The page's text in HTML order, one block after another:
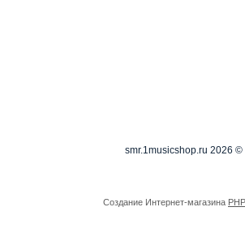
smr.1musicshop.ru 2026 ©
Создание Интернет-магазина